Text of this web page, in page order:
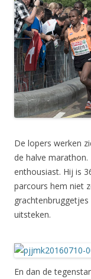
De lopers werken
de halve
enthousiast. Hij is
parcours hem niet
uitsteken.
En dan de